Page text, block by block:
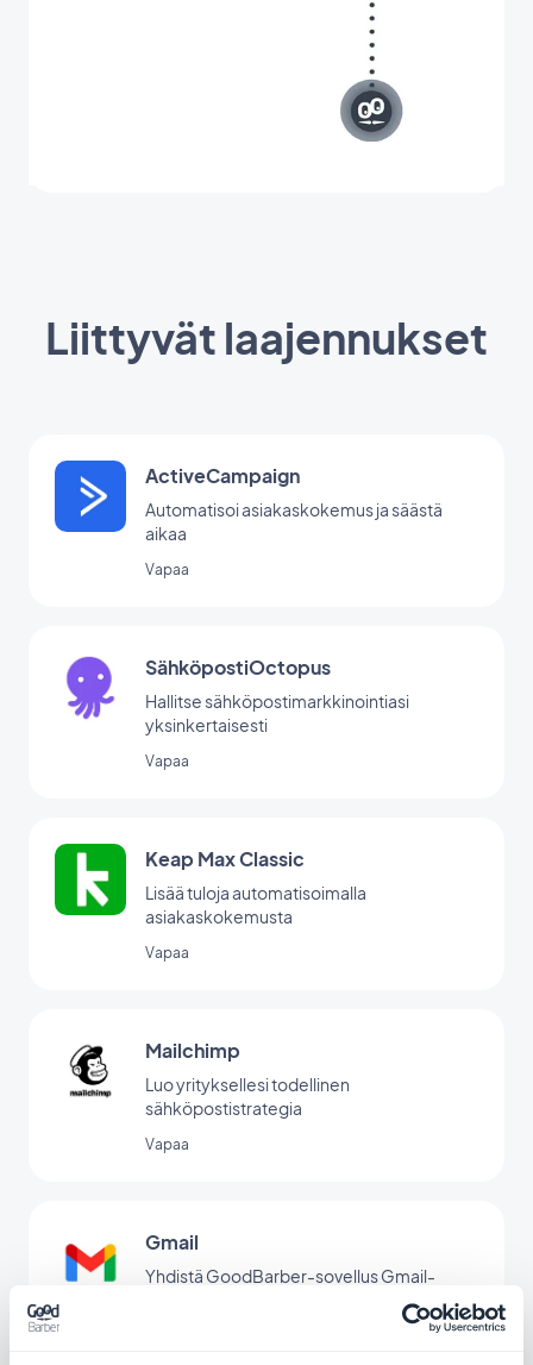
Liittyvät laajennukset
ActiveCampaign
Automatisoi asiakaskokemus ja säästä
aikaa
Vapaa
SähköpostiOctopus
Hallitse sähköpostimarkkinointiasi
yksinkertaisesti
Vapaa
Keap Max Classic
Lisää tuloja automatisoimalla
asiakaskokemusta
Vapaa
Mailchimp
Luo yrityksellesi todellinen
sähköpostistrategia
Vapaa
Gmail
Yhdistä GoodBarber-sovellus Gmail-